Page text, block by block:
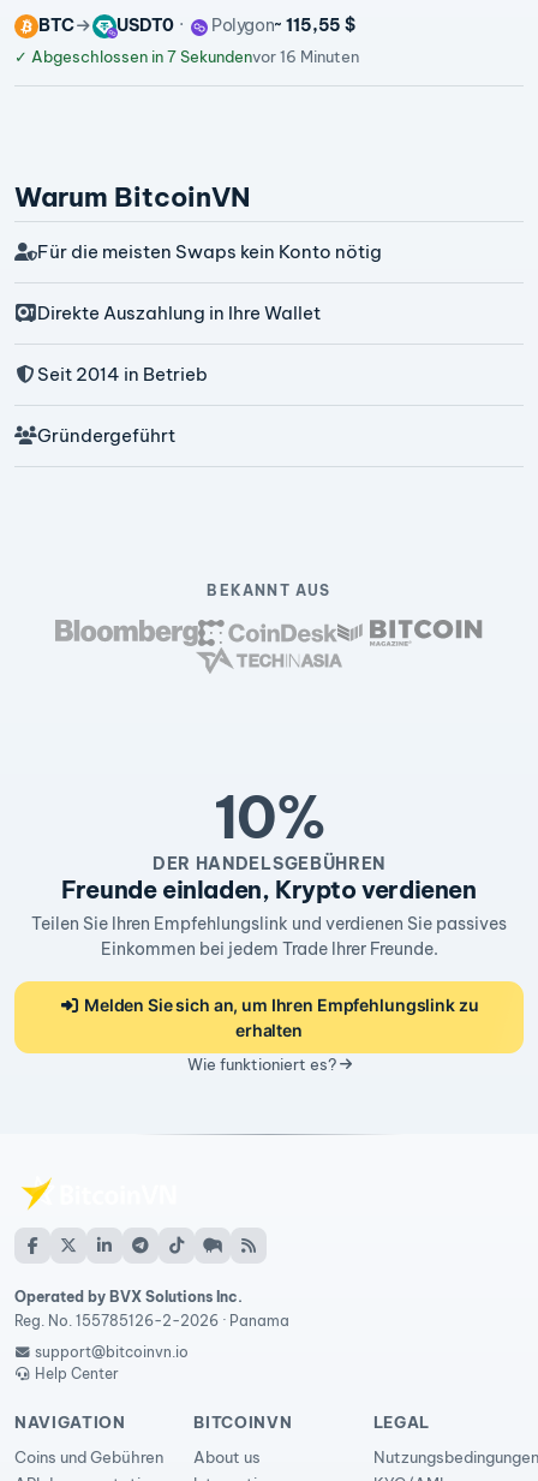
BTC USDT0 Polygon~ 115,55 $
✓ Abgeschlossen in 7 Sekundenvor 16 Minuten
Warum BitcoinVN
Für die meisten Swaps kein Konto nötig
Direkte Auszahlung in Ihre Wallet
Seit 2014 in Betrieb
Gründergeführt
BEKANNT AUS
10%
DER HANDELSGEBÜHREN
Freunde einladen, Krypto verdienen
Teilen Sie Ihren Empfehlungslink und verdienen Sie passives
Einkommen bei jedem Trade Ihrer Freunde.
Melden Sie sich an, um Ihren Empfehlungslink zu
erhalten
Wie funktioniert es?
Operated by BVX Solutions Inc.
Reg. No. 155785126-2-2026 · Panama
support@bitcoinvn.io
Help Center
NAVIGATION
Coins und Gebühren
BITCOINVN
About us
LEGAL
Nutzungsbedingungen